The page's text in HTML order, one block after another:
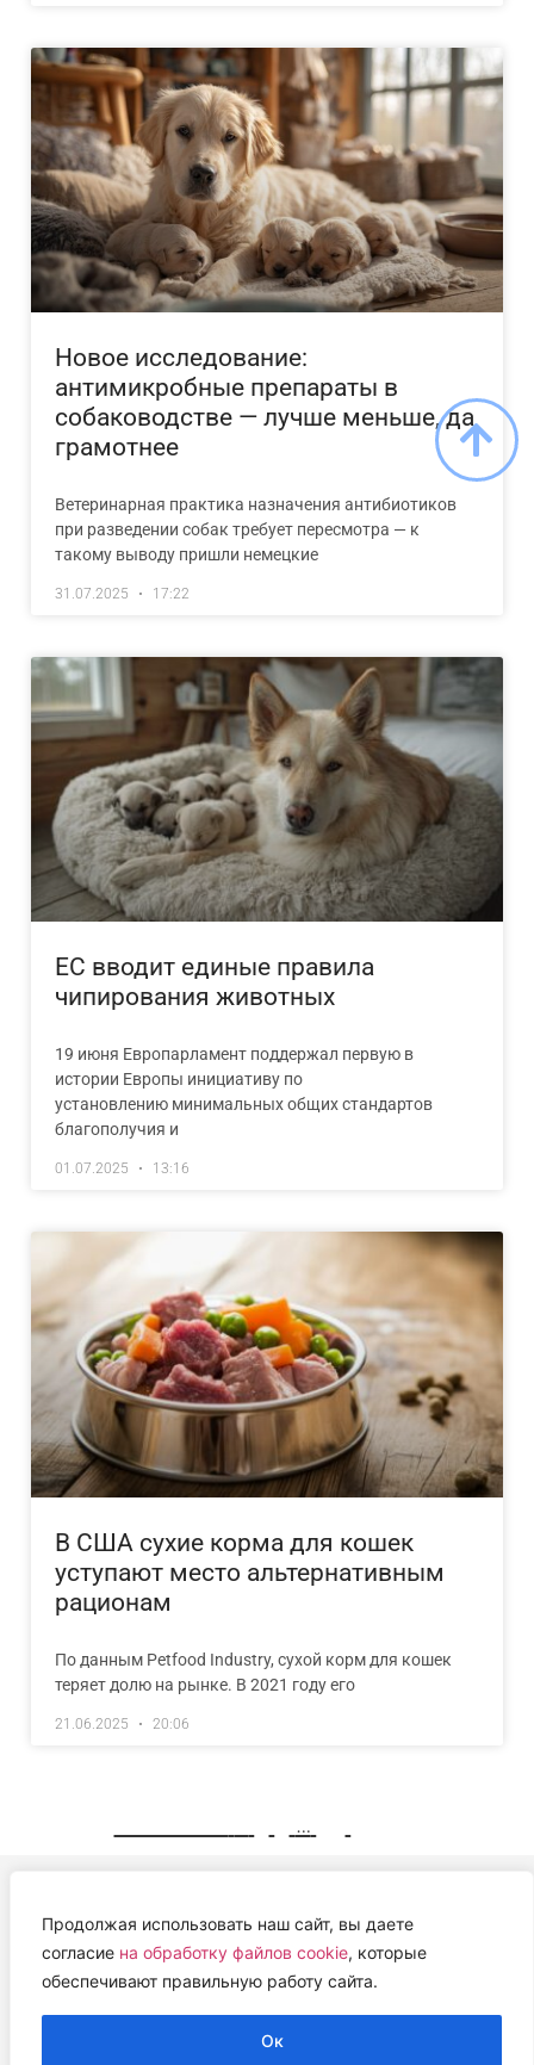
Продолжая использовать наш сайт, вы даете
согласие на обработку файлов cookie, которые
обеспечивают правильную работу сайта.
Ок
Новое исследование:
антимикробные препараты в
собаководстве — лучше меньше, да
грамотнее
Ветеринарная практика назначения антибиотиков
при разведении собак требует пересмотра — к
такому выводу пришли немецкие
31.07.2025 17:22
ЕС вводит единые правила
чипирования животных
19 июня Европарламент поддержал первую в
истории Европы инициативу по
установлению минимальных общих стандартов
благополучия и
01.07.2025 13:16
В США сухие корма для кошек
уступают место альтернативным
рационам
По данным Petfood Industry, сухой корм для кошек
теряет долю на рынке. В 2021 году его
21.06.2025 20:06
…
АВТОНОМНАЯ НЕКОММЕРЧЕСКАЯ ОРГАНИЗАЦИЯ
«ЦЕНТР ВЕТЕРИНАРНОЙ ТЕРАПИИ, ИММУНОЛОГИИ И
ИММУНОПАТОЛОГИИ» (ЦВЕТИ)
Работем с 2019 года.